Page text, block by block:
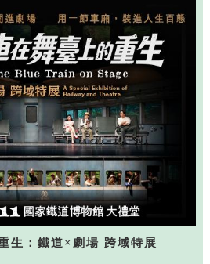
生：鐵道×劇場 跨域特展